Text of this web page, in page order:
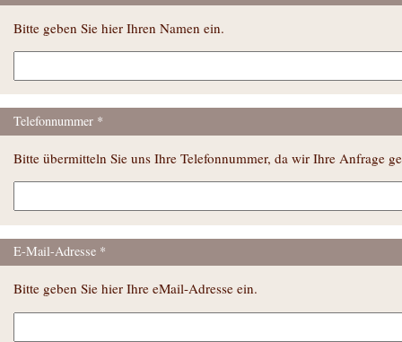
Bitte geben Sie hier Ihren Namen ein.
Telefonnummer
Bitte übermitteln Sie uns Ihre Telefonnummer, da wir Ihre Anfrage
E-Mail-Adresse
Bitte geben Sie hier Ihre eMail-Adresse ein.